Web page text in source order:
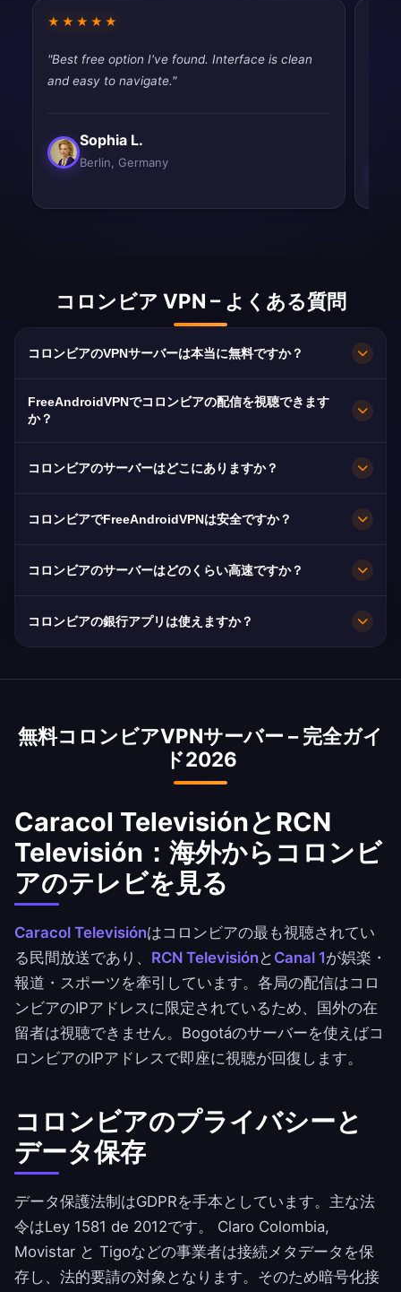
★★★★★
"Best free option I've found. Interface is clean
and easy to navigate."
Sophia L.
Berlin, Germany
コロンビア VPN – よくある質問
コロンビアのVPNサーバーは本当に無料ですか？
完全無料です。Bogotáのサーバーを、契約もカ
ードも登録も不要、帯域無制限で利用できます。
FreeAndroidVPNでコロンビアの配信を視聴できます
か？
Canal 1に最適化されており、通常は途切れなく
コロンビアのサーバーはどこにありますか？
時は最寄りの利用可能なサーバーへ自動的に切り
コロンビアでFreeAndroidVPNは安全ですか？
はい。AES-256暗号化と厳格なノーログ方針によ
り、閲覧内容は非公開のままです。
コロンビアのサーバーはどのくらい高速ですか？
アの平均速度は70 Mbpsで、HD配信に十分で
コロンビアの銀行アプリは使えますか？
ンビアのIPアドレスで利用できます。銀行の利用
無料コロンビアVPNサーバー – 完全ガイ
ド2026
Caracol TelevisiónとRCN
Televisión：海外からコロンビ
アのテレビを見る
Caracol Televisiónはコロンビアの最も視聴されてい
る民間放送であり、 RCN Televisiónと Canal 1が娯楽・
報道・スポーツを牽引しています。各局の配信はコロ
ンビアのIPアドレスに限定されているため、国外の在
留者は視聴できません。Bogotáのサーバーを使えばコ
ロンビアのIPアドレスで即座に視聴が回復します。
コロンビアのプライバシーと
データ保存
データ保護法制はGDPRを手本としています。主な法
令はLey 1581 de 2012です。 Claro Colombia,
Movistar と Tigoなどの事業者は接続メタデータを保
存し、法的要請の対象となります。そのため暗号化接